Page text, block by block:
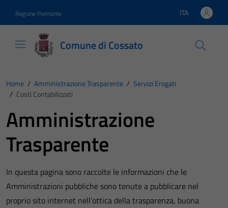
Regione Piemonte Lingua attiva:
ITA
Comune di Cossato
Home / Amministrazione Trasparente / Servizi Erogati
/ Costi Contabilizzati
Amministrazione
Trasparente
In questa pagina sono raccolte le informazioni che le
Amministrazioni pubbliche sono tenute a pubblicare nel
proprio sito internet nell’ottica della trasparenza, buona